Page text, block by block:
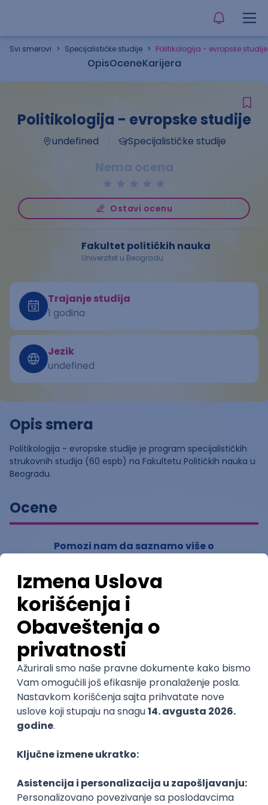
Svi smerovi > Specijalističke studije > Politikologija - evropske studije
OpisOceneKarijera
Politikologija - evropske studije
undefined Specijalističke studije
Nema ocena
Ostavi ocenu
Fakultet političkih nauka
Univerzitet u Beogradu
Trajanje studija
1 godina
Jezik
undefined
Opis smera
Politikologija - evropske studije je program specijalističkih
strukovnih studija (60 espb) na Fakultetu Političkih nauka u
Beogradu.
Ocene
Pomozi nam da saznamo više o
(0 ocena)
Ostavi ocenu
Nastavni kadar
Stečeno znanje
Karijerne mogućnosti
Slični smerovi